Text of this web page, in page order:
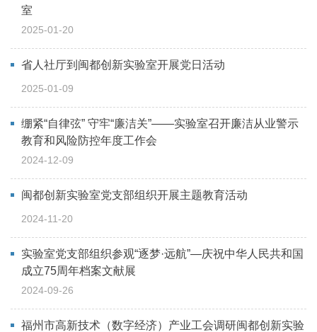
室
2025-01-20
省人社厅到闽都创新实验室开展党日活动
2025-01-09
绷紧“自律弦” 守牢“廉洁关”——实验室召开廉洁从业警示
教育和风险防控年度工作会
2024-12-09
闽都创新实验室党支部组织开展主题教育活动
2024-11-20
实验室党支部组织参观“逐梦·远航”—庆祝中华人民共和国
成立75周年档案文献展
2024-09-26
福州市高新技术（数字经济）产业工会调研闽都创新实验